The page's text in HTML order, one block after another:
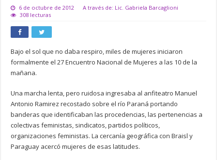
6 de octubre de 2012
A través de: Lic. Gabriela Barcaglioni
308 lecturas
Bajo el sol que no daba respiro, miles de mujeres iniciaron
formalmente el 27 Encuentro Nacional de Mujeres a las 10 de la
mañana.
Una marcha lenta, pero ruidosa ingresaba al anfiteatro Manuel
Antonio Ramirez recostado sobre el río Paraná portando
banderas que identificaban las procedencias, las pertenencias a
colectivas feministas, sindicatos, partidos políticos,
organizaciones feministas. La cercanía geográfica con Braisl y
Paraguay acercó mujeres de esas latitudes.